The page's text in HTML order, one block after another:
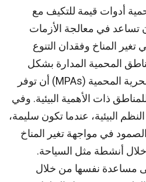
أدوات قيمة للتكيف مع
تساعد في معالجة الأزمات
تغير المناخ وفقدان التنوع
المحمية المدارة بشكل
مناسب والمناطق البحرية المحمية (MPAs) أن توفر
ذات الأهمية البيئية. وفي
البيئية، عندما تكون سليمة،
في مواجهة تغير المناخ
خلال أنشطة مثل السياحة.
مساعدة نفسها من خلال